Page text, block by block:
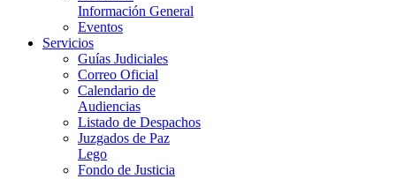
Información General
Eventos
Servicios
Guías Judiciales
Correo Oficial
Calendario de
Audiencias
Listado de Despachos
Juzgados de Paz
Lego
Fondo de Justicia